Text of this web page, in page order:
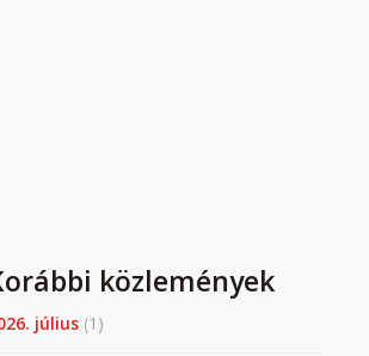
közlemények
július (1)